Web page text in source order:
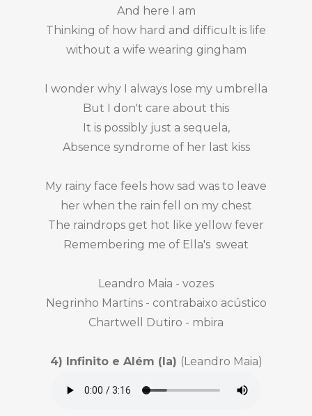
And here I am
Thinking of how hard and difficult is life
without a wife wearing gingham
I wonder why I always lose my umbrella
But I don't care about this
It is possibly just a sequela,
Absence syndrome of her last kiss
My rainy face feels how sad was to leave
her when the rain fell on my chest
The raindrops get hot like yellow fever
Remembering me of Ella's sweat
Leandro Maia - vozes
Negrinho Martins - contrabaixo acústico
Chartwell Dutiro - mbira
4) Infinito e Além (Ia) (Leandro Maia)